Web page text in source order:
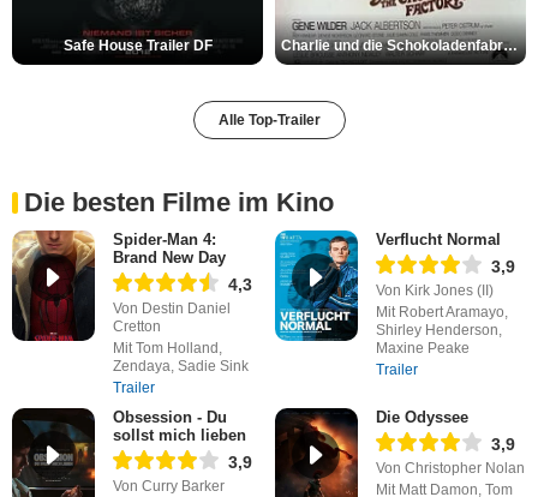
Safe House Trailer DF Charlie und die Schokoladenfabrik Trailer OV
Alle Top-Trailer
Die besten Filme im Kino
Spider-Man 4:
Brand New Day
4,3
Von Destin Daniel
Cretton
Mit Tom Holland,
Zendaya, Sadie Sink
Trailer
Verflucht Normal
3,9
Von Kirk Jones (II)
Mit Robert Aramayo,
Shirley Henderson,
Maxine Peake
Trailer
Obsession - Du
sollst mich lieben
3,9
Von Curry Barker
Die Odyssee
3,9
Von Christopher Nolan
Mit Matt Damon, Tom